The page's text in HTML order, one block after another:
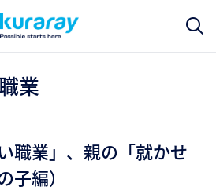
業
職業」、親の「就かせ
子編）